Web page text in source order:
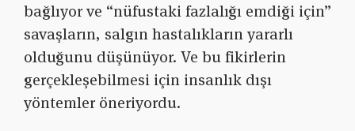
bağlıyor ve “nüfustaki fazlalığı emdiği için”
savaşların, salgın hastalıkların yararlı
olduğunu düşünüyor. Ve bu fikirlerin
gerçekleşebilmesi için insanlık dışı
yöntemler öneriyordu.